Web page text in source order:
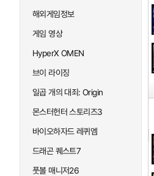
해외게임정보
게임 영상
HyperX OMEN
브이 라이징
일곱 개의 대죄: Origin
몬스터헌터 스토리즈3
바이오하자드 레퀴엠
드래곤 퀘스트7
풋볼 매니저26